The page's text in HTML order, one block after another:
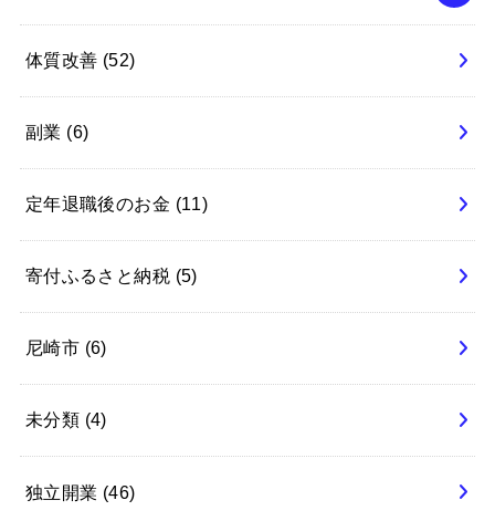
体質改善 (52)
副業 (6)
定年退職後のお金 (11)
寄付ふるさと納税 (5)
尼崎市 (6)
未分類 (4)
独立開業 (46)